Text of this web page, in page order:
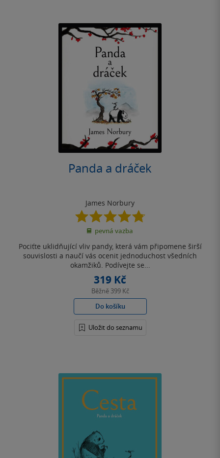
Panda a dráček
James Norbury
4.8
z
5
pevná vazba
Pociťte uklidňující vliv pandy, která vám připomene širší
souvislosti a naučí vás ocenit jednoduchost všedních
okamžiků. Podívejte se...
319 Kč
Běžně 399 Kč
Do košíku
Uložit do seznamu